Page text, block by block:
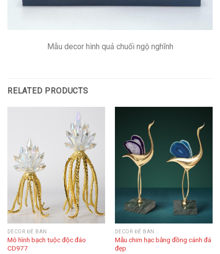
Mẫu decor hình quả chuối ngộ nghĩnh
RELATED PRODUCTS
DECOR ĐỂ BÀN
Mô hình bạch tuộc độc đáo
CD977
DECOR ĐỂ BÀN
Mẫu chim hạc bằng đồng cánh đá
đẹp